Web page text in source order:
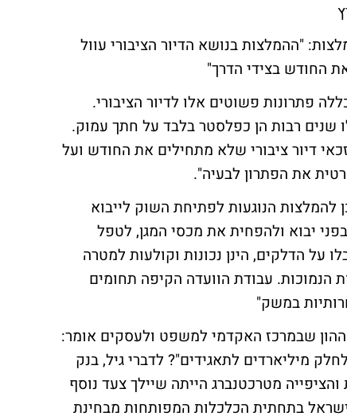
"ההמלצות בנושא הדיור הציבורי עוול
החודש בצידי הדרך"
פתרונות פשוטים אלו לדיור הציבורי.
שנים רבות הן כפלסטר בלבד על חתך עמוק.
דיור ציבורי שלא מתחילים את החודש ועל
את הפתרון לבעיה".
להמלצות הנוגעות לפתיחת השוק לייבוא
יבוא ולהפחית את מכסי המגן, לטפל
על הדלקים, הינן נכונות וקולעות למטרה
הנמוכות. עבודת הוועדה הקיפה תחומים
במשק"
ההון שבמרכז האקדמי למשפט ולעסקים אומר:
מיליארדים לתאגידים"? לדברי גיל, בנק
מטרכטנברג הייתה שיילך צעד נוסף
בתחתית הכלכלות המפותחות מבחינת